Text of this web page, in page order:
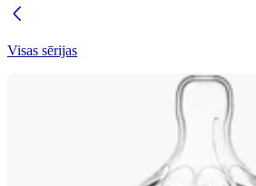
Visas sērijas